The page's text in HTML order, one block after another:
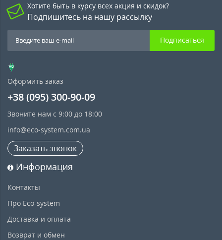
Хотите быть в курсу всех акция и скидок?
Подпишитесь на нашу рассылку
Подписаться
Оформить заказ
+38 (095) 300-90-09
Звоните нам с 9:00 до 18:00
info@eco-system.com.ua
Заказать звонок
Информация
Контакты
Про Eco-system
Доставка и оплата
Возврат и обмен